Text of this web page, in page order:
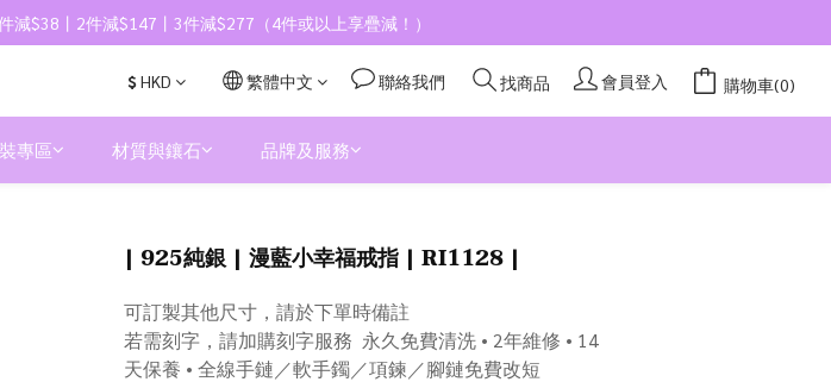
減$38丨2件減$147丨3件減$277（4件或以上享疊減！）
$HKD 繁體中文 聯絡我們 找商品 會員登入 購物車(0)
專區 材質與鑲石 品牌及服務
| 925純銀 | 漫藍小幸福戒指 | RI1128 |
可訂製其他尺寸，請於下單時備註
若需刻字，請加購刻字服務  永久免費清洗 • 2年維修 • 14
天保養 • 全線手鏈／軟手鐲／項鍊／腳鏈免費改短